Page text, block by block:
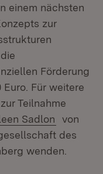
einem nächsten
zur
Förderung
Für weitere
Teilnahme
Sadlon
von
des
wenden.